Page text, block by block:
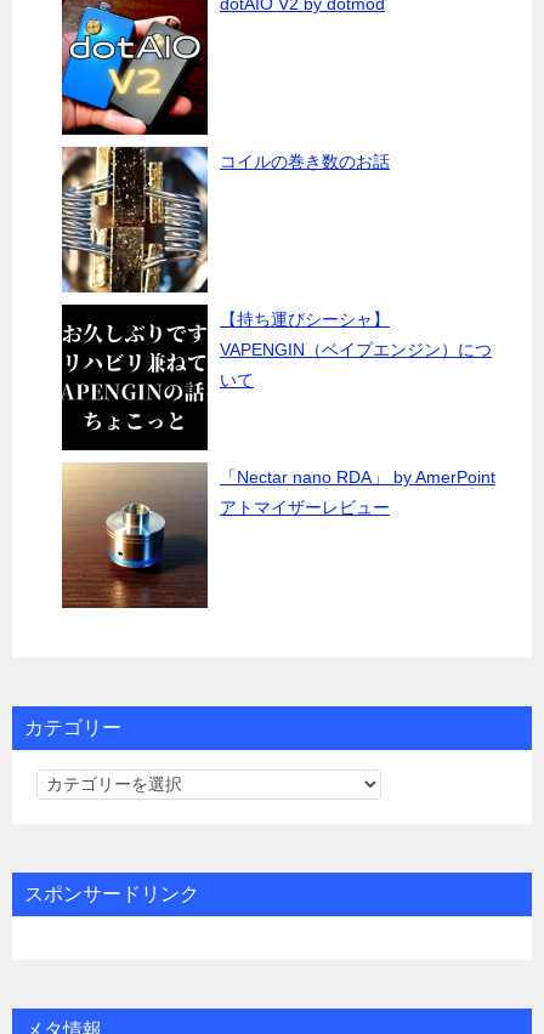
コイルの巻き数のお話
【持ち運びシーシャ】
VAPENGIN（ベイプエンジン）につ
いて
「Nectar nano RDA」 by AmerPoint
アトマイザーレビュー
カテゴリー
カ
リ
ー
スポンサードリンク